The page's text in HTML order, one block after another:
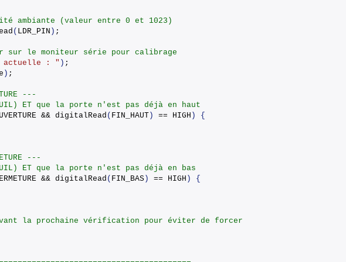
ambiante (valeur entre 0 et 1023)
( LDR_PIN ) ;
sur le moniteur série pour calibrage
actuelle : " ) ;
) ;
---
ET que la porte n'est pas déjà en haut
&& digitalRead ( FIN_HAUT ) == HIGH )
{
---
ET que la porte n'est pas déjà en bas
&& digitalRead ( FIN_BAS ) == HIGH )
{
la prochaine vérification pour éviter de forcer